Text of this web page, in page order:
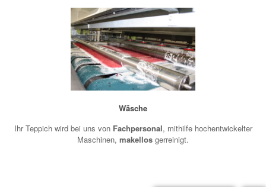
Wäsche
Ihr Teppich wird bei uns von Fachpersonal, mithilfe hochentwickelter
Maschinen, makellos gerreinigt.